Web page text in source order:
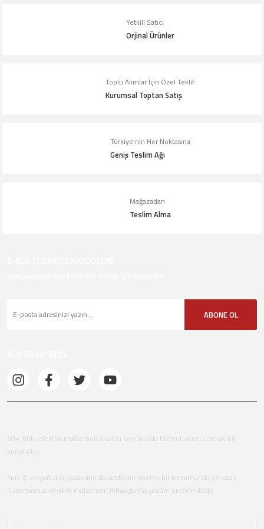
Bu ürüne benzer farklı alternatifler olmalı.
Yetkili Satıcı
Orjinal Ürünler
Toplu Alımlar İçin Özel Teklif
Kurumsal Toptan Satış
Türkiye’nin Her Noktasına
Geniş Teslim Ağı
Mağazadan
Teslim Alma
ABONE OL
40+ Yıldır elektrik malzemeleri satışı konusunda hizmet veren uzman bir
kuruluştur.
Yurt içi ve yurt dışı pazarların da sektörün önemli bir konumunda yer alan
Kurumumuz elektrik malzemeri ihtiyaçlarına çözüm üretmektedir.